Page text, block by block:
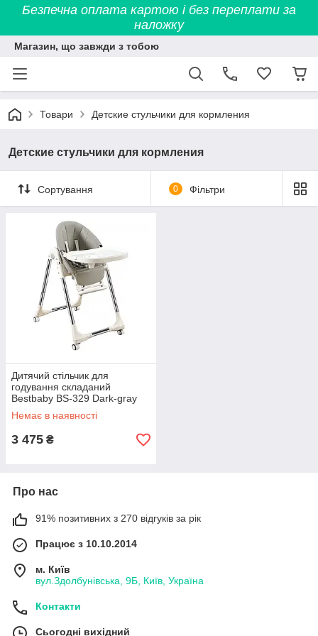
Безпечна оплата картою і без переплати за
наложку
Магазин, що завжди з тобою
Товари Детские стульчики для кормления
Детские стульчики для кормления
Сортування 0 Фільтри
Дитячий стільчик для
годування складаний
Bestbaby BS-329 Dark-gray
Немає в наявності
3 475 ₴
Про нас
91% позитивних з 270 відгуків за рік
Працює з 10.10.2014
м. Київ
вул.Здолбунівська, 9Б, Київ, Україна
Контакти
Сьогодні вихідний